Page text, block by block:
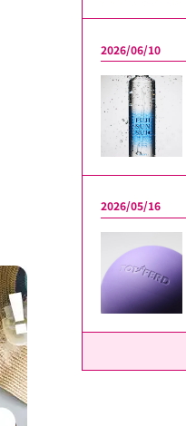
2026/06/10
2026/05/16